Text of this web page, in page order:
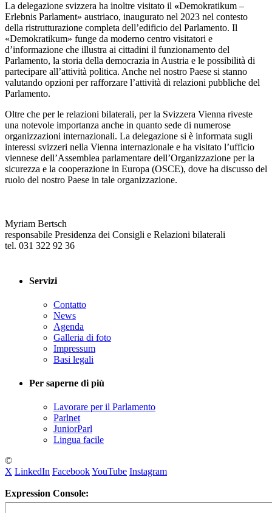
La delegazione svizzera ha inoltre visitato il «Demokratikum –
Erlebnis Parlament» austriaco, inaugurato nel 2023 nel contesto
della ristrutturazione completa dell’edificio del Parlamento. Il
«Demokratikum» funge da moderno centro visitatori e
d’informazione che illustra ai cittadini il funzionamento del
Parlamento, la storia della democrazia in Austria e le possibilità di
partecipare all’attività politica. Anche nel nostro Paese si stanno
valutando opzioni per rafforzare l’attività di relazioni pubbliche del
Parlamento.
Oltre che per le relazioni bilaterali, per la Svizzera Vienna riveste
una notevole importanza anche in quanto sede di numerose
organizzazioni internazionali. La delegazione si è informata sugli
interessi svizzeri nella Vienna internazionale e ha visitato l’ufficio
viennese dell’Assemblea parlamentare dell’Organizzazione per la
sicurezza e la cooperazione in Europa (OSCE), dove ha discusso del
ruolo del nostro Paese in tale organizzazione.
Myriam Bertsch
responsabile Presidenza dei Consigli e Relazioni bilaterali
tel. 031 322 92 36
Servizi
Contatto
News
Agenda
Galleria di foto
Impressum
Basi legali
Per saperne di più
Lavorare per il Parlamento
Parlnet
JuniorParl
Lingua facile
©
X LinkedIn FacebookYouTube Instagram
Expression Console: